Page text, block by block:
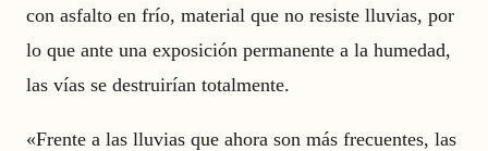
con asfalto en frío, material que no resiste lluvias, por
lo que ante una exposición permanente a la humedad,
las vías se destruirían totalmente.
«Frente a las lluvias que ahora son más frecuentes, las